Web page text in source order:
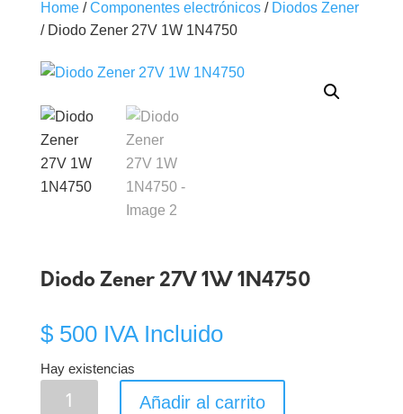
Home/Componentes electrónicos/ Diodos Zener
/ Diodo Zener 27V 1W 1N4750
Diodo Zener 27V 1W 1N4750
$500 IVA Incluido
Hay existencias
Diodo
Añadir al carrito